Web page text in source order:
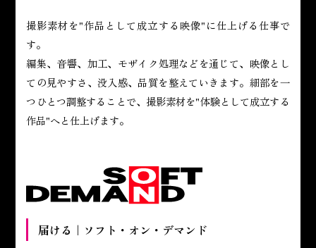
撮影素材を"作品として成立する映像"に仕上げる仕事で
す。
編集、音響、加工、モザイク処理などを通じて、映像とし
ての見やすさ、没入感、品質を整えていきます。細部を一
つひとつ調整することで、撮影素材を"体験として成立する
作品"へと仕上げます。
届ける｜ソフト・オン・デマンド